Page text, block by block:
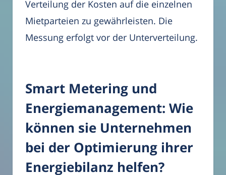
Verteilung der Kosten auf die einzelnen
Mietparteien zu gewährleisten. Die
Messung erfolgt vor der Unterverteilung.
Smart Metering und
Energiemanagement: Wie
können sie Unternehmen
bei der Optimierung ihrer
Energiebilanz helfen?